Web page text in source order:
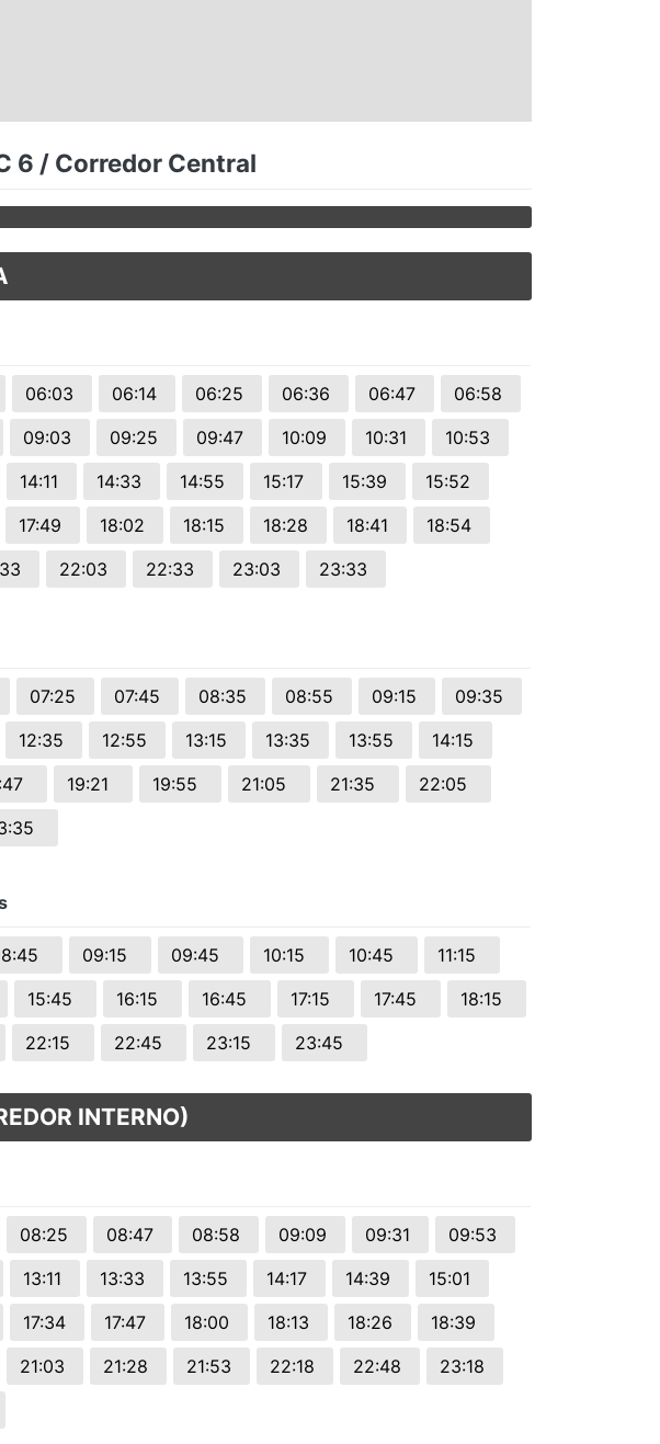
6 / Corredor Central
06:03 06:14 06:25 06:36 06:47
06:58
09:03 09:25 09:47 10:09 10:31
10:53
14:11 14:33 14:55 15:17 15:39
15:52
17:49 18:02 18:15 18:28 18:41
18:54
22:03 22:33 23:03 23:33
07:25 07:45 08:35 08:55 09:15
09:35
12:35 12:55 13:15 13:35 13:55
14:15
19:21 19:55 21:05 21:35
22:05
09:15 09:45 10:15 10:45
11:15
15:45 16:15 16:45 17:15 17:45
18:15
22:15 22:45 23:15 23:45
INTERNO)
08:25 08:47 08:58 09:09 09:31
09:53
13:11 13:33 13:55 14:17 14:39
15:01
17:34 17:47 18:00 18:13 18:26
18:39
21:03 21:28 21:53 22:18 22:48
23:18